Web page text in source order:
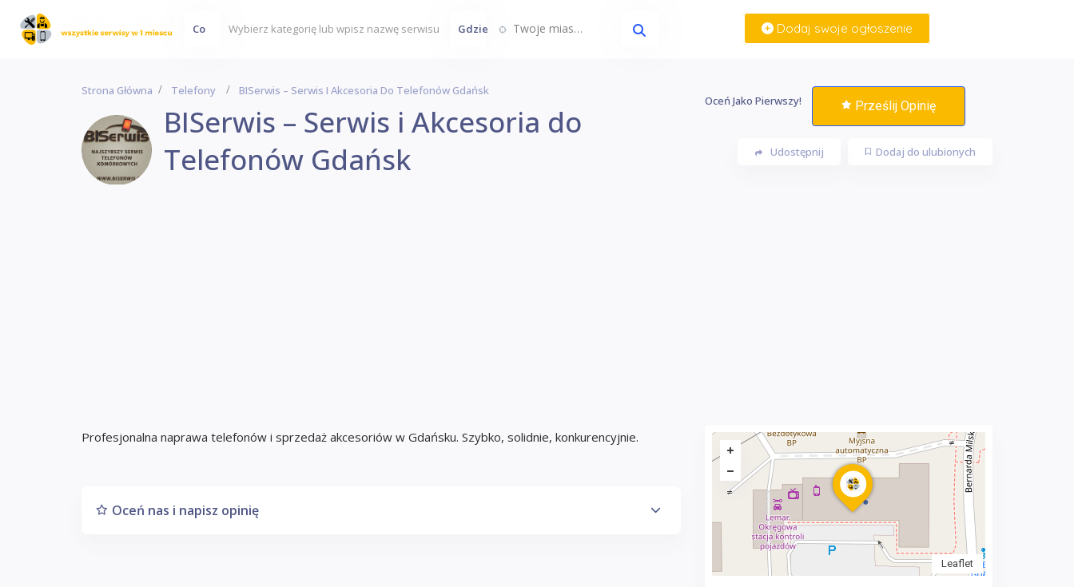
Co Gdzie Twoje miasto... Dodaj swoje ogłoszenie
Strona Główna Telefony BISerwis – Serwis I Akcesoria Do Telefonów Gdańsk
BISerwis – Serwis i Akcesoria do
Telefonów Gdańsk
Oceń Jako Pierwszy! Prześlij Opinię
Dodaj do ulubionych
Udostępnij
Profesjonalna naprawa telefonów i sprzedaż akcesoriów w Gdańsku. Szybko, solidnie, konkurencyjnie.
Oceń nas i napisz opinię
Leaflet